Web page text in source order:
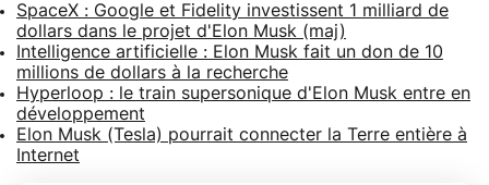
SpaceX : Google et Fidelity investissent 1 milliard de
dollars dans le projet d'Elon Musk (maj)
Intelligence artificielle : Elon Musk fait un don de 10
millions de dollars à la recherche
Hyperloop : le train supersonique d'Elon Musk entre en
développement
Elon Musk (Tesla) pourrait connecter la Terre entière à
Internet